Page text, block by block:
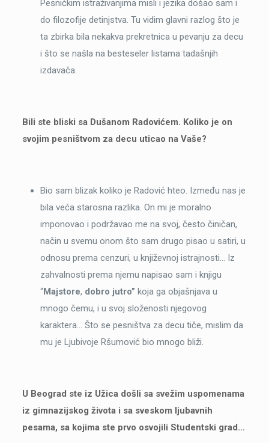
Pesničkim istraživanjima misli i jezika došao sam i
do filozofije detinjstva. Tu vidim glavni razlog što je
ta zbirka bila nekakva prekretnica u pevanju za decu
i što se našla na besteseler listama tadašnjih
izdavača.
Bili ste bliski sa Dušanom Radovićem. Koliko je on
svojim pesništvom za decu uticao na Vaše?
Bio sam blizak koliko je Radović hteo. Između nas je
bila veća starosna razlika. On mi je moralno
imponovao i podržavao me na svoj, često činičan,
način u svemu onom što sam drugo pisao u satiri, u
odnosu prema cenzuri, u književnoj istrajnosti… Iz
zahvalnosti prema njemu napisao sam i knjigu
“Majstore, dobro jutro” koja ga objašnjava u
mnogo čemu, i u svoj složenosti njegovog
karaktera… Što se pesništva za decu tiče, mislim da
mu je Ljubivoje Ršumović bio mnogo bliži.
U Beograd ste iz Užica došli sa svežim uspomenama
iz gimnazijskog života i sa sveskom ljubavnih
pesama, sa kojima ste prvo osvojili Studentski grad…